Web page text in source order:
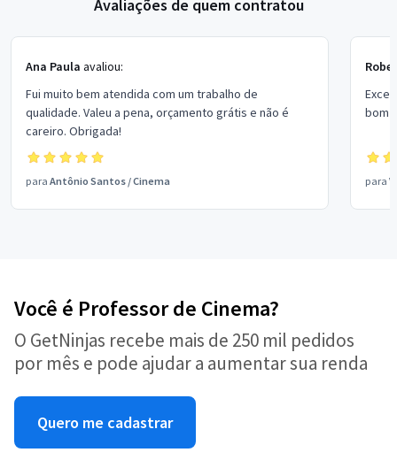
Avaliações de quem contratou
Ana Paula avaliou:
Fui muito bem atendida com um trabalho de
qualidade. Valeu a pena, orçamento grátis e não é
careiro. Obrigada!
para Antônio Santos /Cinema
bom
para
Você é Professor de Cinema?
O GetNinjas recebe mais de 250 mil pedidos
por mês e pode ajudar a aumentar sua renda
Quero me cadastrar